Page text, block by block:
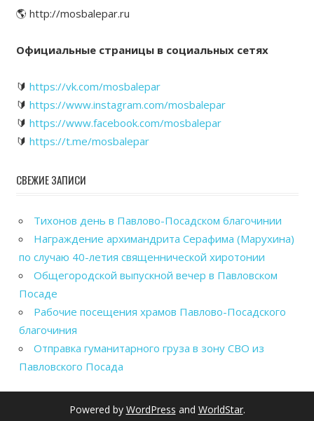
🌎 http://mosbalepar.ru
Официальные страницы в социальных сетях
🔰 https://vk.com/mosbalepar
🔰 https://www.instagram.com/mosbalepar
🔰 https://www.facebook.com/mosbalepar
🔰 https://t.me/mosbalepar
СВЕЖИЕ ЗАПИСИ
Тихонов день в Павлово-Посадском благочинии
Награждение архимандрита Серафима (Марухина)
по случаю 40-летия священнической хиротонии
Общегородской выпускной вечер в Павловском
Посаде
Рабочие посещения храмов Павлово-Посадского
благочиния
Отправка гуманитарного груза в зону СВО из
Павловского Посада
Powered by WordPress and WorldStar.